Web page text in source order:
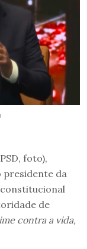
foto),
presidente da
de
contra a vida,